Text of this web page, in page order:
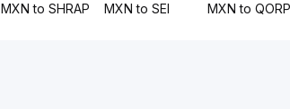
MXN to SHRAP MXN to SEI MXN to